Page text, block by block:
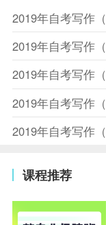
2019年自考写作
2019年自考写作
2019年自考写作
2019年自考写作
2019年自考写作
课程推荐